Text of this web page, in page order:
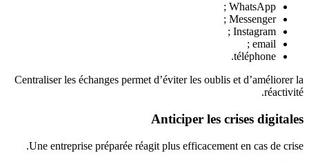
WhatsApp ;
Messenger ;
Instagram ;
email ;
téléphone.
Centraliser les échanges permet d’éviter les oublis et d’améliorer la
réactivité.
Anticiper les crises digitales
Une entreprise préparée réagit plus efficacement en cas de crise.